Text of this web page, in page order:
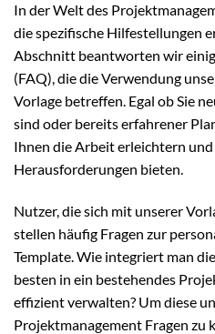
In der Welt des
die spezifische Hilfestellungen
Abschnitt beantworten wir
(FAQ), die die Verwendung
Vorlage betreffen. Egal ob Sie
sind oder bereits erfahrener
Ihnen die Arbeit erleichtern
Herausforderungen bieten.
Nutzer, die sich mit unserer
stellen häufig Fragen zur
Template. Wie integriert man
besten in ein bestehendes
effizient verwalten? Um diese
Projektmanagement Fragen zu